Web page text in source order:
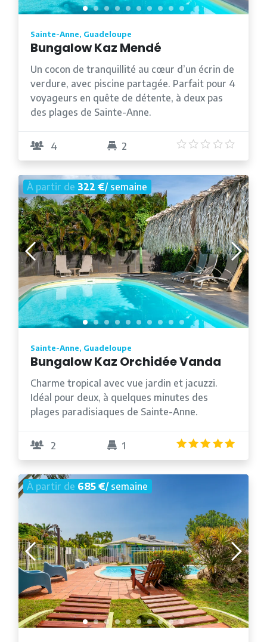
Sainte-Anne, Guadeloupe
Bungalow Kaz Mendé
Un cocon de tranquillité au cœur d’un écrin de
verdure, avec piscine partagée. Parfait pour 4
voyageurs en quête de détente, à deux pas
des plages de Sainte-Anne.
4 2
À partir de 322 €/ semaine
Sainte-Anne, Guadeloupe
Bungalow Kaz Orchidée Vanda
Charme tropical avec vue jardin et jacuzzi.
Idéal pour deux, à quelques minutes des
plages paradisiaques de Sainte-Anne.
2 1
À partir de 685 €/ semaine